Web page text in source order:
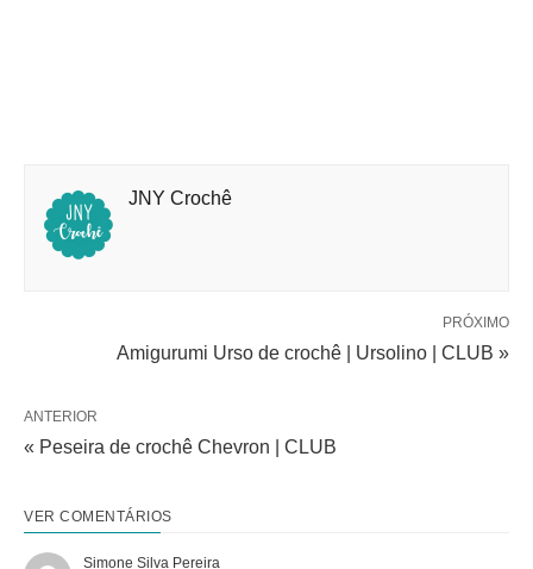
JNY Crochê
PRÓXIMO
Amigurumi Urso de crochê | Ursolino | CLUB »
ANTERIOR
« Peseira de crochê Chevron | CLUB
VER COMENTÁRIOS
Simone Silva Pereira